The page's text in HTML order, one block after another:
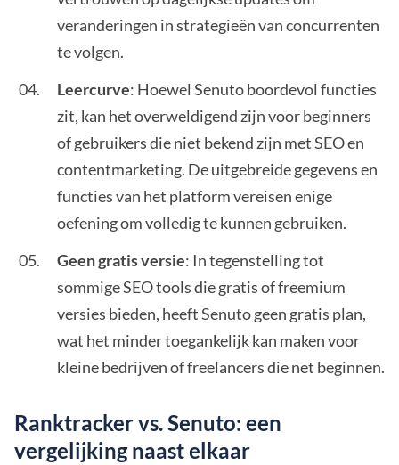
veranderingen in strategieën van concurrenten
te volgen.
Leercurve: Hoewel Senuto boordevol functies
zit, kan het overweldigend zijn voor beginners
of gebruikers die niet bekend zijn met SEO en
contentmarketing. De uitgebreide gegevens en
functies van het platform vereisen enige
oefening om volledig te kunnen gebruiken.
Geen gratis versie: In tegenstelling tot
sommige SEO tools die gratis of freemium
versies bieden, heeft Senuto geen gratis plan,
wat het minder toegankelijk kan maken voor
kleine bedrijven of freelancers die net beginnen.
Ranktracker vs. Senuto: een
vergelijking naast elkaar